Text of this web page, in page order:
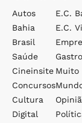
Autos
Bahia
Brasil
Saúde
Cineinsite
Concursos
Cultura
Digital
E.c.
E.c.
Muito